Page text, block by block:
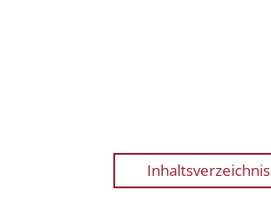
Inhaltsverzeichnis